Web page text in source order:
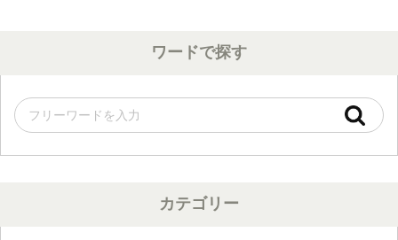
ワードで探す
カテゴリー